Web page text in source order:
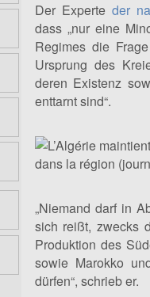
Der Experte der
dass „nur eine
Regimes die
Ursprung des
deren Existenz
enttarnt sind“.
„Niemand darf in
sich reißt, zwecks
Produktion des
sowie Marokko
dürfen“, schrieb er.